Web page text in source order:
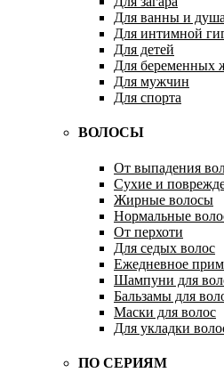
Для ванны и душа
Для интимной
Для детей
Для беременных
Для мужчин
Для спорта
ВОЛОСЫ
От выпадения
Сухие и
Жирные волосы
Нормальные
От перхоти
Для седых волос
Ежедневное
Шампуни для
Бальзамы для
Маски для волос
Для укладки
ПО СЕРИЯМ